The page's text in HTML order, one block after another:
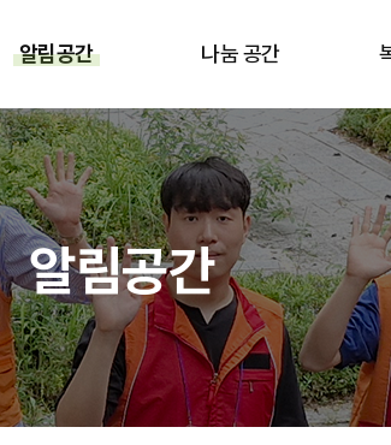
알림공간 나눔 공간
알림공간